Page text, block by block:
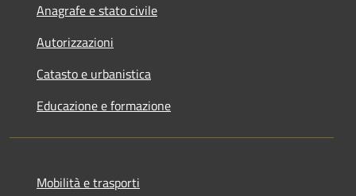
Anagrafe e stato civile
Autorizzazioni
Catasto e urbanistica
Educazione e formazione
Mobilità e trasporti